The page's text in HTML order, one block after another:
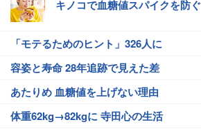
キノコで血糖値スパイクを防ぐ
「モテるためのヒント」326人に
容姿と寿命 28年追跡で見えた差
あたりめ 血糖値を上げない理由
体重62kg→82kgに 寺田心の生活